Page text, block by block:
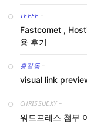
TEEEE -
Fastcomet ,
용 후기
홍길동 -
visual link
CHRISSUEXY -
워드프레스 첨부